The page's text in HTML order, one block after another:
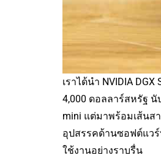
เราได้นำ NVIDIA
4,000 ดอลลาร์สหรัฐ
mini แต่มาพร้อมเส้นส
อุปสรรคด้านซอฟต์แวร์
ใช้งานอย่างราบรื่น